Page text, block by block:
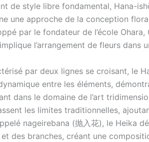
de style libre fondamental, Hana-
une approche de la conception
par le fondateur de l’école
l’arrangement de fleurs
par deux lignes se croisant, le
entre les éléments,
dans le domaine de l’art
les limites traditionnelles,
nageirebana (抛入花), le Heika
des branches, créant une